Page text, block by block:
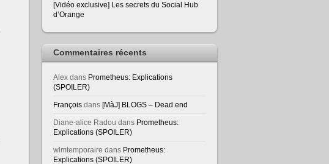
[Vidéo exclusive] Les secrets du Social Hub
d’Orange
Commentaires récents
Alex dans Prometheus: Explications
(SPOILER)
François dans [MàJ] BLOGS – Dead end
Diane-alice Radou dans Prometheus:
Explications (SPOILER)
wlmtemporaire dans Prometheus:
Explications (SPOILER)